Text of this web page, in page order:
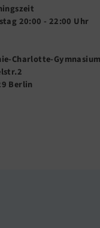
20:00 - 22:00 Uhr
Charlotte-Gymnasium
Berlin